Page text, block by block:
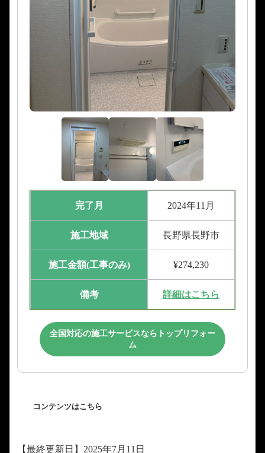
完了月 2024年11月
施工地域 長野県長野市
施工金額(工事のみ) ¥274,230
備考 詳細はこちら
全国対応の施工サービスならトップリフォー
ム
コンテンツはこちら
【最終更新日】2025年7月11日